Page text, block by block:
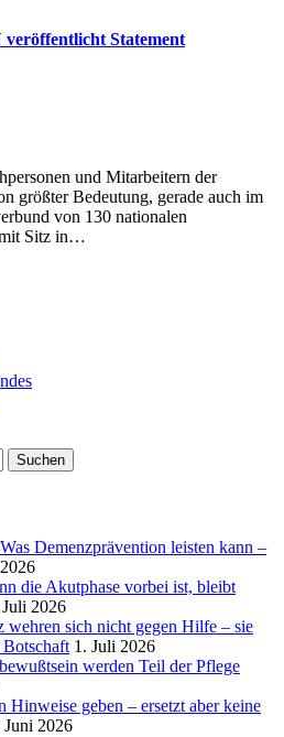
Statement
und Mitarbeitern der
größter Bedeutung, gerade auch im
von 130 nationalen
mit Sitz in…
Demenzprävention leisten kann –
die Akutphase vorbei ist, bleibt
Juli 2026
wehren sich nicht gegen Hilfe – sie
1. Juli 2026
werden Teil der Pflege
Hinweise geben – ersetzt aber keine
Juni 2026